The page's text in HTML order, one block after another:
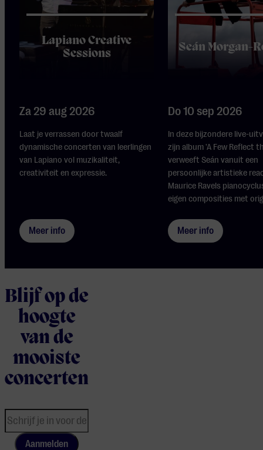
Lapiano Creative
Sessions
Za 29 aug 2026
Laat je verrassen door twaalf
dynamische concerten van leerlingen
van Lapiano vol muzikaliteit,
creativiteit en expressie.
Meer info
Seán Morgan-
Do 10 sep 2026
In deze bijzondere live-
zijn album 'A Few Reflect
verweeft Seán vanuit een
persoonlijke artistieke
Maurice Ravels
eigen composities met
Meer info
Blijf op de
hoogte
van de
mooiste
concerten
Aanmelden